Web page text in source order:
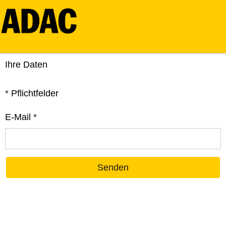
Ihre Daten
* Pflichtfelder
E-Mail *
Senden